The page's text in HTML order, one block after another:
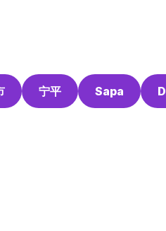
宁平 Sapa